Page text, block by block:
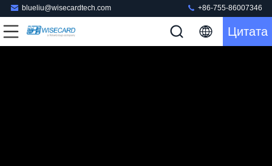
blueliu@wisecardtech.com +86-755-86007346
Цитата